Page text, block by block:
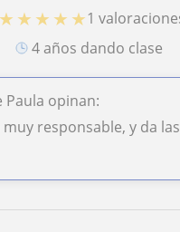
★ ★ ★ ★ ★1
4 años dando clase
Paula opinan:
responsable, y da